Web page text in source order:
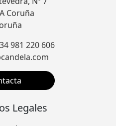
Coruña
981 220 606
Legales